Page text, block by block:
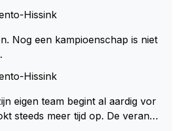
Hissink
Nog een kampioenschap is niet
Hissink
eigen team begint al aardig vor
steeds meer tijd op. De verande